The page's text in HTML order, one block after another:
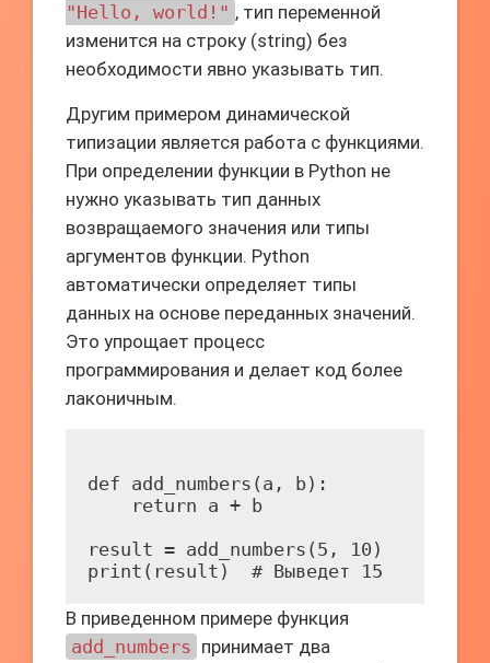
"Hello, world!" , тип переменной
изменится на строку (string) без
необходимости явно указывать тип.
Другим примером динамической
типизации является работа с функциями.
При определении функции в Python не
нужно указывать тип данных
возвращаемого значения или типы
аргументов функции. Python
автоматически определяет типы
данных на основе переданных значений.
Это упрощает процесс
программирования и делает код более
лаконичным.
def add_numbers(a, b):
    return a + b
result = add_numbers(5, 10)
В приведенном примере функция
add_numbers принимает два